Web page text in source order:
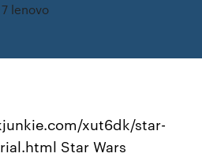
lenovo
xut6dk/star-
Star Wars